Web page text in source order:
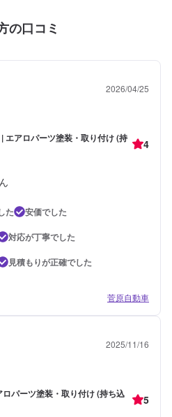
の口コミ
2026/04/25
エアロパーツ塗装・取り付け (持
4
た
安価でした
対応が丁寧でした
見積もりが正確でした
菅原自動車
2025/11/16
パーツ塗装・取り付け (持ち込
5